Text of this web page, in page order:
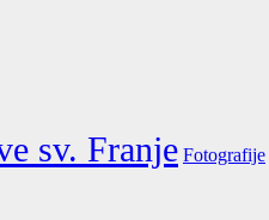
sv. Franje Fotografije